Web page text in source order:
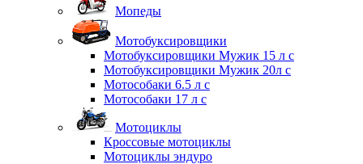
Мопеды
Мотобуксировщики
Мотобуксировщики Мужик 15 л с
Мотобуксировщики Мужик 20л с
Мотособаки 6.5 л с
Мотособаки 17 л с
Мотоциклы
Кроссовые мотоциклы
Мотоциклы эндуро